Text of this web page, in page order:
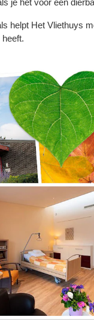
je het voor een
helpt Het Vliethuys